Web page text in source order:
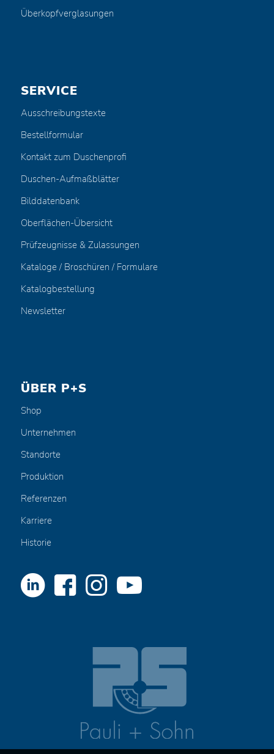
Überkopfverglasungen
SERVICE
Ausschreibungstexte
Bestellformular
Kontakt zum Duschenprofi
Duschen-Aufmaßblätter
Bilddatenbank
Oberflächen-Übersicht
Prüfzeugnisse & Zulassungen
Kataloge / Broschüren / Formulare
Katalogbestellung
Newsletter
ÜBER P+S
Shop
Unternehmen
Standorte
Produktion
Referenzen
Karriere
Historie